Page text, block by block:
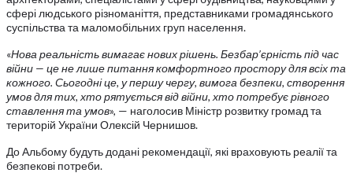
сфері людського різноманіття, представниками громадянського
суспільства та маломобільних груп населення.
«Нова реальність вимагає нових рішень. Безбар’єрність під час
війни — це не лише питання комфортного простору для всіх та
кожного. Сьогодні це, у першу чергу, вимога безпеки, створення
умов для тих, хто рятується від війни, хто потребує рівного
ставлення та умов», — наголосив Міністр розвитку громад та
територій України Олексій Чернишов.
До Альбому будуть додані рекомендації, які враховують реалії та
безпекові потреби.